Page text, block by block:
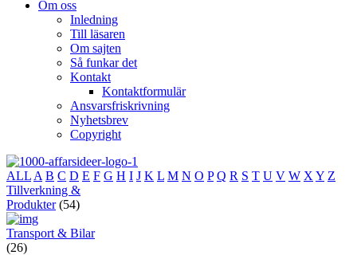
Om oss
Inledning
Till läsaren
Om sajten
Så funkar det
Kontakt
Kontaktformulär
Ansvarsfriskrivning
Nyhetsbrev
Copyright
ALL A B C D E F G H I J K L M N O P Q R S T U V W X Y Z
Tillverkning &
Produkter (54)
Transport & Bilar
(26)